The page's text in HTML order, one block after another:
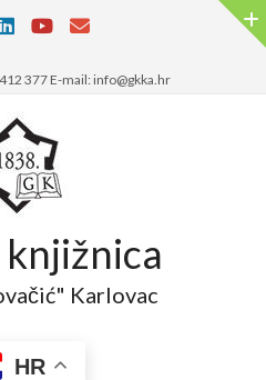
377 E-mail: info@gkka.hr
Karlovac
HR